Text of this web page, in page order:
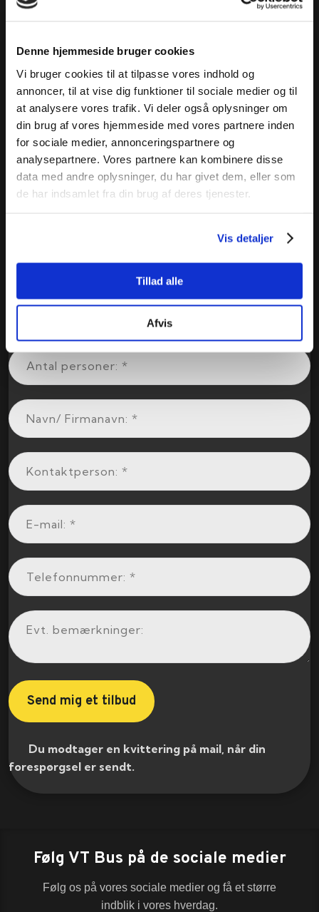
Denne hjemmeside bruger cookies
Vi bruger cookies til at tilpasse vores indhold og
annoncer, til at vise dig funktioner til sociale medier og til
at analysere vores trafik. Vi deler også oplysninger om
din brug af vores hjemmeside med vores partnere inden
for sociale medier, annonceringspartnere og
analysepartnere. Vores partnere kan kombinere disse
data med andre oplysninger, du har givet dem, eller som
de har indsamlet fra din brug af deres tjenester.
Vis detaljer
Tillad alle
Afvis
​ Du modtager en kvittering på mail, når din
forespørgsel er sendt.​
Følg VT Bus på de sociale medier
Følg os på vores sociale medier og få et større
indblik i vores hverdag.